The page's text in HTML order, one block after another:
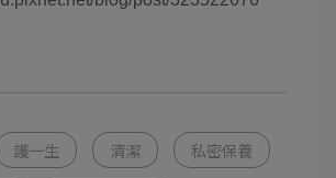
護一生 清潔 私密保養